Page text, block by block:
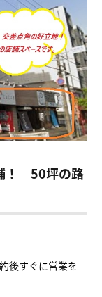
！ 50坪の路
後すぐに営業を